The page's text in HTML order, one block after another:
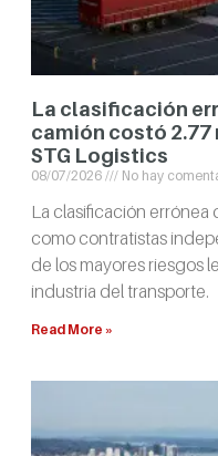
La clasificación
camión costó
STG Logistics
08/07/2026 No hay
La clasificación
como contratistas
de los mayores riesgos
industria del transporte.
Read More »